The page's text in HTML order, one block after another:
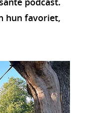
hun favoriet,